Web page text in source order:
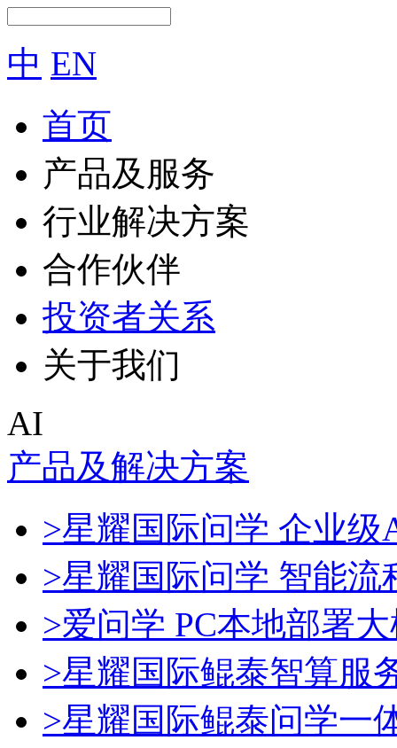
中 EN
首页
产品及服务
行业解决方案
合作伙伴
投资者关系
关于我们
AI
产品及解决方案
>星耀国际问学 企业级
>星耀国际问学 智能流
>爱问学 PC本地部署
>星耀国际鲲泰智算服
>星耀国际鲲泰问学一